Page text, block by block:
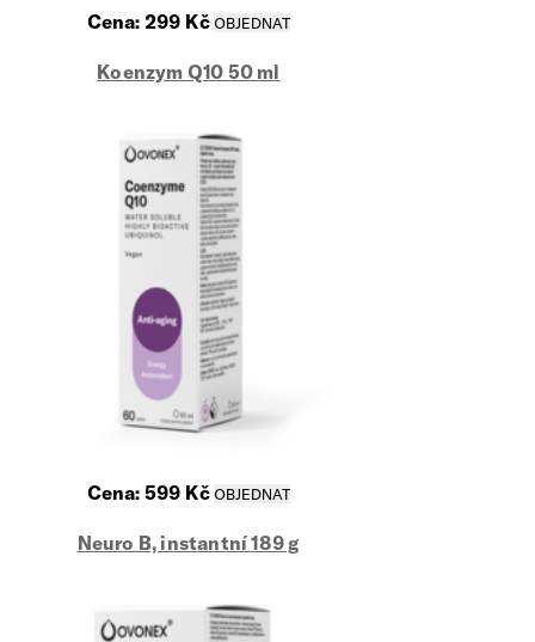
Cena: 299 Kč
Koenzym Q10 50 ml
Cena: 599 Kč
Neuro B, instantní 189 g